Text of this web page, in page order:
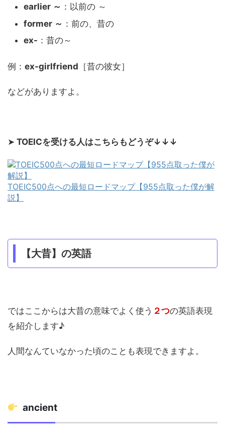
earlier ～ ：以前の ～
former ～ ：前の、昔の
ex- ：昔の～
例： ex-girlfriend ［昔の彼女］
などがありますよ。
➤ TOEICを受ける人はこちらもどうぞ↓↓↓
TOEIC500点への最短ロードマップ【955点取った僕が解
説】
【大昔】の英語
ではここからは大昔の意味でよく使う ２つの英語表現
を紹介します♪
人間なんていなかった頃のことも表現できますよ。
ancient